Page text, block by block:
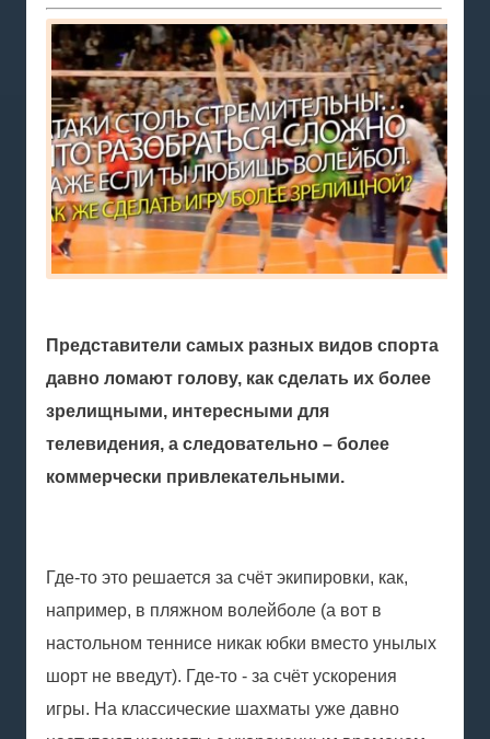
Представители самых разных видов спорта
давно ломают голову, как сделать их более
зрелищными, интересными для
телевидения, а следовательно – более
коммерчески привлекательными.
Где-то это решается за счёт экипировки, как,
например, в пляжном волейболе (а вот в
настольном теннисе никак юбки вместо унылых
шорт не введут). Где-то - за счёт ускорения
игры. На классические шахматы уже давно